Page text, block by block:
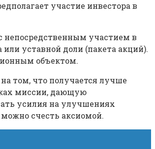
участие инвестора в
непосредственным участием в
уставной доли (пакета акций).
объектом.
том, что получается лучше
миссии, дающую
усилия на улучшениях
счесть аксиомой.